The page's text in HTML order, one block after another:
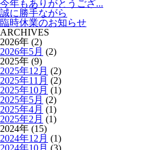
今年もありがとうござ...
誠に勝手ながら
臨時休業のお知らせ
ARCHIVES
2026年 (2)
2026年5月 (2)
2025年 (9)
2025年12月 (2)
2025年11月 (2)
2025年10月 (1)
2025年5月 (2)
2025年4月 (1)
2025年2月 (1)
2024年 (15)
2024年12月 (1)
2024年10月 (3)